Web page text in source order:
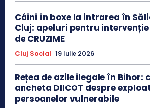
Câini în boxe la intrarea în
Cluj: apeluri pentru
de CRUZIME
Cluj Social 19 Iulie 2026
Rețea de azile ilegale în Bihor:
ancheta DIICOT despre
persoanelor vulnerabile